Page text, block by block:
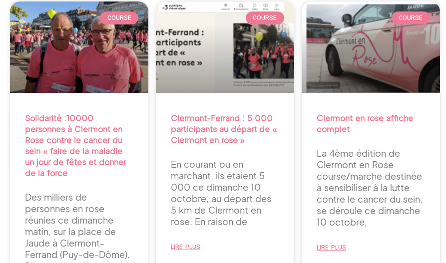
COURSE
Solidarité :10000
personnes à Clermont en
Rose contre le cancer du
sein « faire de la maladie
un jour de fêtes et donner
de la force
Des milliers de
personnes en rose
réunies ce dimanche
matin, sur la place de
Jaude à Clermont-
Ferrand (Puy-de-Dôme).
COURSE
Clermont-Ferrand : 5 000
participants au départ de «
Clermont en rose »
En courant ou en
marchant, ils étaient 5
000 ce dimanche 10
octobre, au départ des
5 km de Clermont en
rose. En raison de
LIRE PLUS
COURSE
Clermont en rose affiche
complet
La 4ème édition de
Clermont en Rose
course/marche destinée
à sensibiliser à la lutte
contre le cancer du sein,
se déroule ce dimanche
10 octobre,
LIRE PLUS